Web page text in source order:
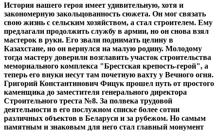
История нашего героя имеет удивительную, хотя и
закономерную закольцованность сюжета. Он мог связать
свою жизнь с сельским хозяйством, а стал строителем. Ему
предлагали продолжить службу в армии, но он снова взял
мастерок в руки. Его звали поднимать целину в
Казахстане, но он вернулся на малую родину. Молодому
тогда мастеру доверили возглавить участок строительства
мемориального комплекса "Брестская крепость-герой", а
теперь его внуки несут там почетную вахту у Вечного огня.
Григорий Константинович Фицук прошел путь от простого
каменщика до заместителя генерального директора
Строительного треста №8. За полвека трудовой
деятельности в его послужном списке более сотни
различных объектов в Беларуси и за рубежом. Но самым
памятным и знаковым для него стал главный монумент